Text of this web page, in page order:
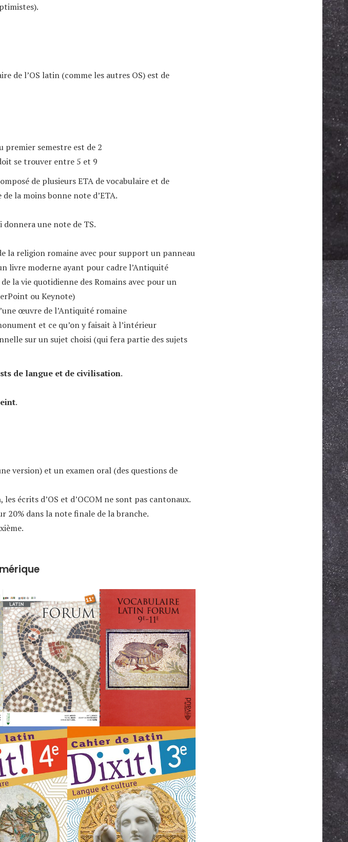
de l’OS latin (comme les autres OS) est de
semestre est de 2
se trouver entre 5 et 9
de plusieurs ETA de vocabulaire et de
la moins bonne note d’ETA.
donnera une note de TS.
la religion romaine avec pour support un panneau
livre moderne ayant pour cadre l’Antiquité
la vie quotidienne des Romains avec pour un
ou Keynote)
œuvre de l’Antiquité romaine
et ce qu’on y faisait à l’intérieur
sur un sujet choisi (qui fera partie des sujets
de langue et de civilisation.
.
version) et un examen oral (des questions de
écrits d’OS et d’OCOM ne sont pas cantonaux.
20% dans la note finale de la branche.